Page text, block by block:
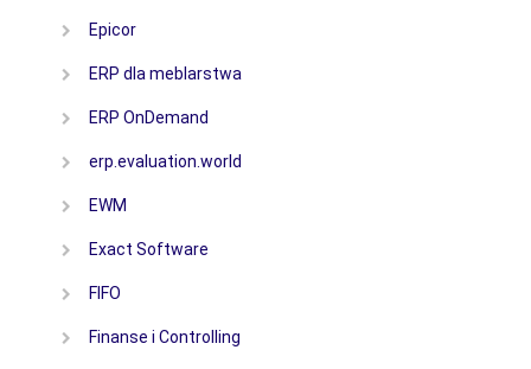
Epicor
ERP dla meblarstwa
ERP OnDemand
erp.evaluation.world
EWM
Exact Software
FIFO
Finanse i Controlling